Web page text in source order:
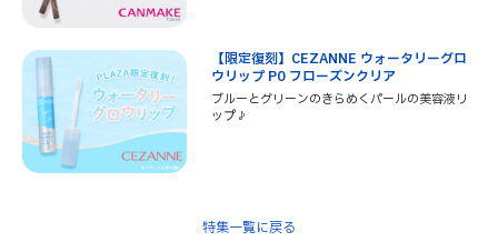
【限定復刻】CEZANNE ウォータリーグロ
ウリップ P0 フローズンクリア
ブルーとグリーンのきらめくパールの美容液リ
ップ♪
特集一覧に戻る